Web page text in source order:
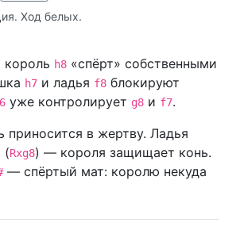
Ход белых.
король h8 «спёрт» собственными
h7 и ладья f8 блокируют
уже контролирует g8 и f7.
приносится в жертву. Ладья
(Rxg8) — короля защищает конь.
— спёртый мат: королю некуда